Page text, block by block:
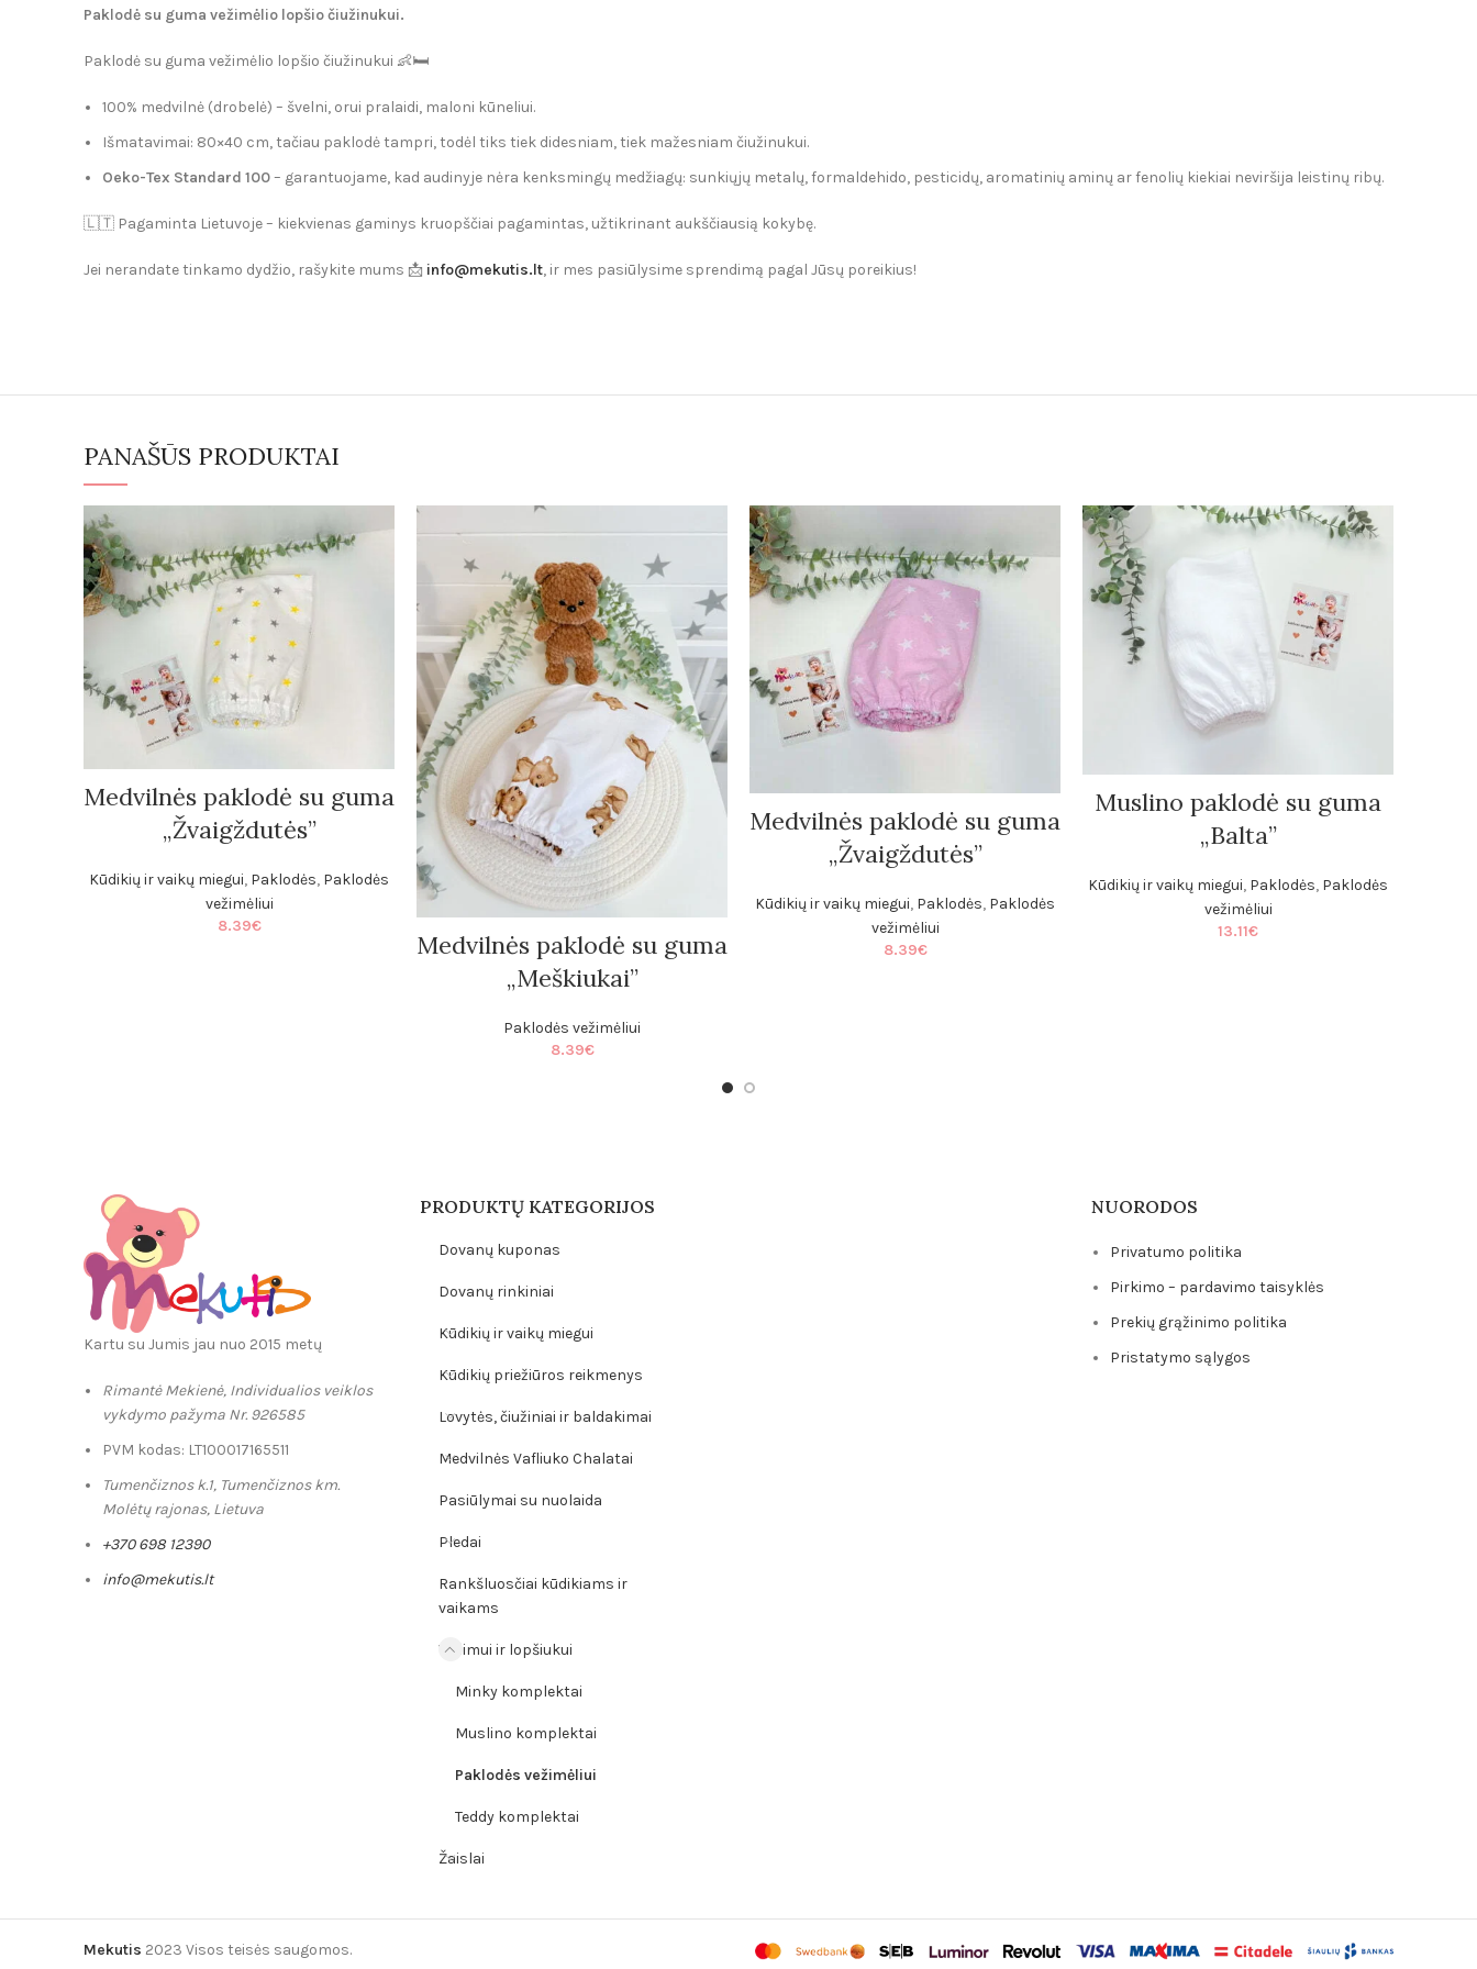
Paklodė su guma vežimėlio lopšio čiužinukui.
Paklodė su guma vežimėlio lopšio čiužinukui 👶🛏️
100% medvilnė (drobelė) – švelni, orui pralaidi, maloni kūneliui.
Išmatavimai: 80×40 cm, tačiau paklodė tampri, todėl tiks tiek didesniam, tiek mažesniam čiužinukui.
Oeko-Tex Standard 100– garantuojame, kad audinyje nėra kenksmingų medžiagų: sunkiųjų metalų, formaldehido, pesticidų, aromatinių aminų ar fenolių kiekiai neviršija leistinų ribų.
🇱🇹 Pagaminta Lietuvoje – kiekvienas gaminys kruopščiai pagamintas, užtikrinant aukščiausią kokybę.
Jei nerandate tinkamo dydžio, rašykite mums 📩 info@mekutis.lt, ir mes pasiūlysime sprendimą pagal Jūsų poreikius!
PANAŠŪS PRODUKTAI
Medvilnės paklodė su guma
„Žvaigždutės”
Kūdikių ir vaikų miegui, Paklodės, Paklodės
vežimėliui
8.39€
Medvilnės paklodė su guma
„Meškiukai”
Paklodės vežimėliui
8.39€
Medvilnės paklodė su guma
„Žvaigždutės”
Kūdikių ir vaikų miegui, Paklodės, Paklodės
vežimėliui
8.39€
Muslino paklodė su guma
„Balta”
Kūdikių ir vaikų miegui, Paklodės, Paklodės
vežimėliui
13.11€
Kartu su Jumis jau nuo 2015 metų
Rimantė Mekienė, Individualios veiklos
vykdymo pažyma Nr. 926585
PVM kodas: LT100017165511
Tumenčiznos k.1, Tumenčiznos km.
Molėtų rajonas, Lietuva
+370 698 12390
info@mekutis.lt
PRODUKTŲ KATEGORIJOS
Dovanų kuponas
Dovanų rinkiniai
Kūdikių ir vaikų miegui
Kūdikių priežiūros reikmenys
Lovytės, čiužiniai ir baldakimai
Medvilnės Vafliuko Chalatai
Pasiūlymai su nuolaida
Pledai
Rankšluosčiai kūdikiams ir
vaikams
Vežimui ir lopšiukui
Minky komplektai
Muslino komplektai
Paklodės vežimėliui
Teddy komplektai
Žaislai
NUORODOS
Privatumo politika
Pirkimo – pardavimo taisyklės
Prekių grąžinimo politika
Pristatymo sąlygos
Mekutis 2023 Visos teisės saugomos.